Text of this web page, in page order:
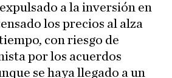
a la inversión en
los precios al alza
con riesgo de
por los acuerdos
se haya llegado a un